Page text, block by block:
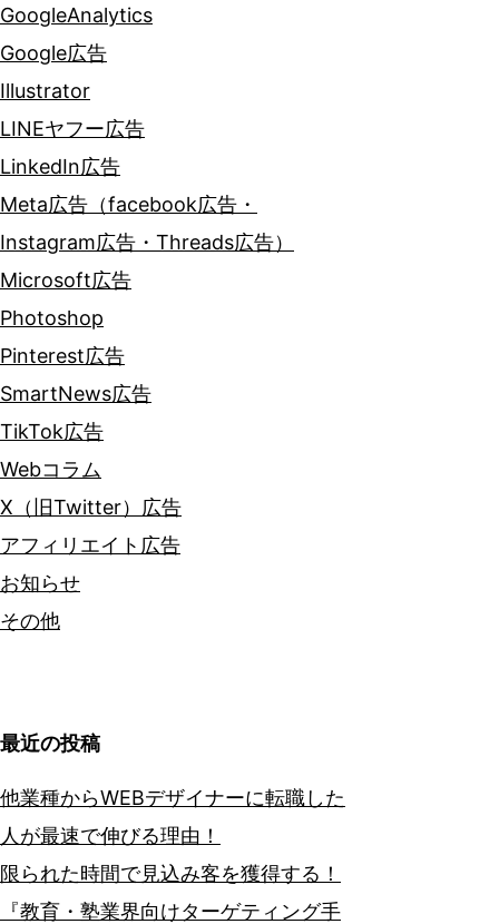
GoogleAnalytics
Google広告
Illustrator
LINEヤフー広告
LinkedIn広告
Meta広告（facebook広告・
Instagram広告・Threads広告）
Microsoft広告
Photoshop
Pinterest広告
SmartNews広告
TikTok広告
Webコラム
X（旧Twitter）広告
アフィリエイト広告
お知らせ
その他
最近の投稿
他業種からWEBデザイナーに転職した
人が最速で伸びる理由！
限られた時間で見込み客を獲得する！
『教育・塾業界向けターゲティング手